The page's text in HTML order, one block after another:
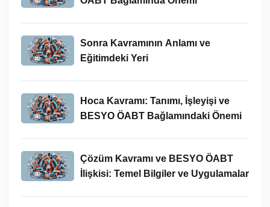
Sonra Kavramının Anlamı ve
Eğitimdeki Yeri
Hoca Kavramı: Tanımı, İşleyişi ve
BESYO ÖABT Bağlamındaki Önemi
Çözüm Kavramı ve BESYO ÖABT
İlişkisi: Temel Bilgiler ve Uygulamalar